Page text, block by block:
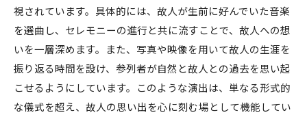
視されています。具体的には、故人が生前に好んでいた音楽
を選曲し、セレモニーの進行と共に流すことで、故人への想
いを一層深めます。また、写真や映像を用いて故人の生涯を
振り返る時間を設け、参列者が自然と故人との過去を思い起
こせるようにしています。このような演出は、単なる形式的
な儀式を超え、故人の思い出を心に刻む場として機能してい